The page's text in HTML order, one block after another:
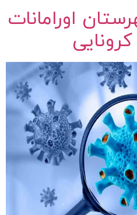
4 شهرستان اورامانات